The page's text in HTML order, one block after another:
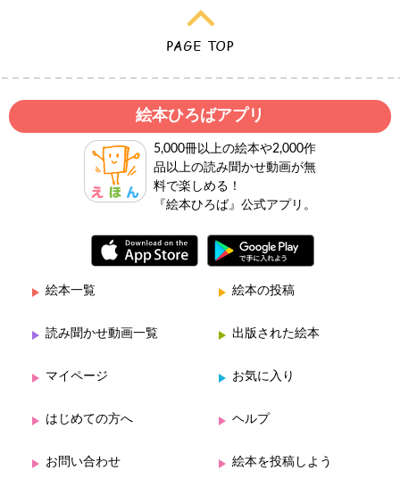
絵本ひろばアプリ
5,000冊以上の絵本や2,000作
品以上の読み聞かせ動画が無
料で楽しめる！
『絵本ひろば』公式アプリ。
絵本一覧 絵本の投稿
読み聞かせ動画一覧 出版された絵本
マイページ お気に入り
はじめての方へ ヘルプ
お問い合わせ 絵本を投稿しよう